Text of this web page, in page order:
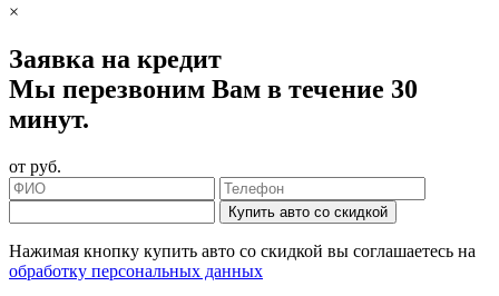
×
Заявка на кредит
Мы перезвоним Вам в течение 30
минут.
от руб.
Купить авто со скидкой
Нажимая кнопку купить авто со скидкой вы соглашаетесь на
обработку персональных данных